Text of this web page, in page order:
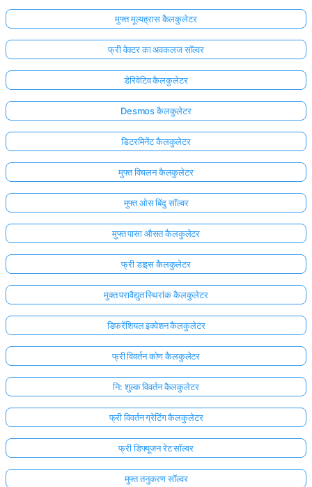
मुफ्त मूल्यह्रास कैलकुलेटर
फ्री वेक्टर का अवकलज सॉल्वर
डेरिवेटिव कैलकुलेटर
Desmos कैलकुलेटर
डिटरमिनेंट कैलकुलेटर
मुफ्त विचलन कैलकुलेटर
मुफ्त ओस बिंदु सॉल्वर
मुफ्त पासा औसत कैलकुलेटर
फ्री डाइस कैलकुलेटर
मुक्त परावैद्युत स्थिरांक कैलकुलेटर
डिफरेंशियल इक्वेशन कैलकुलेटर
फ्री विवर्तन कोण कैलकुलेटर
नि: शुल्क विवर्तन कैलकुलेटर
फ्री विवर्तन ग्रेटिंग कैलकुलेटर
फ्री डिफ्यूजन रेट सॉल्वर
मुफ्त तनुकरण सॉल्वर